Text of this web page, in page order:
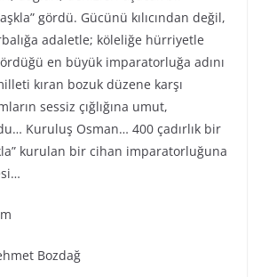
gördü. Gücünü kılıcından değil,
adaletle; köleliğe hürriyetle
en büyük imparatorluğa adını
kıran bozuk düzene karşı
sessiz çığlığına umut,
Kuruluş Osman… 400 çadırlık bir
kurulan bir cihan imparatorluğuna
Bozdağ